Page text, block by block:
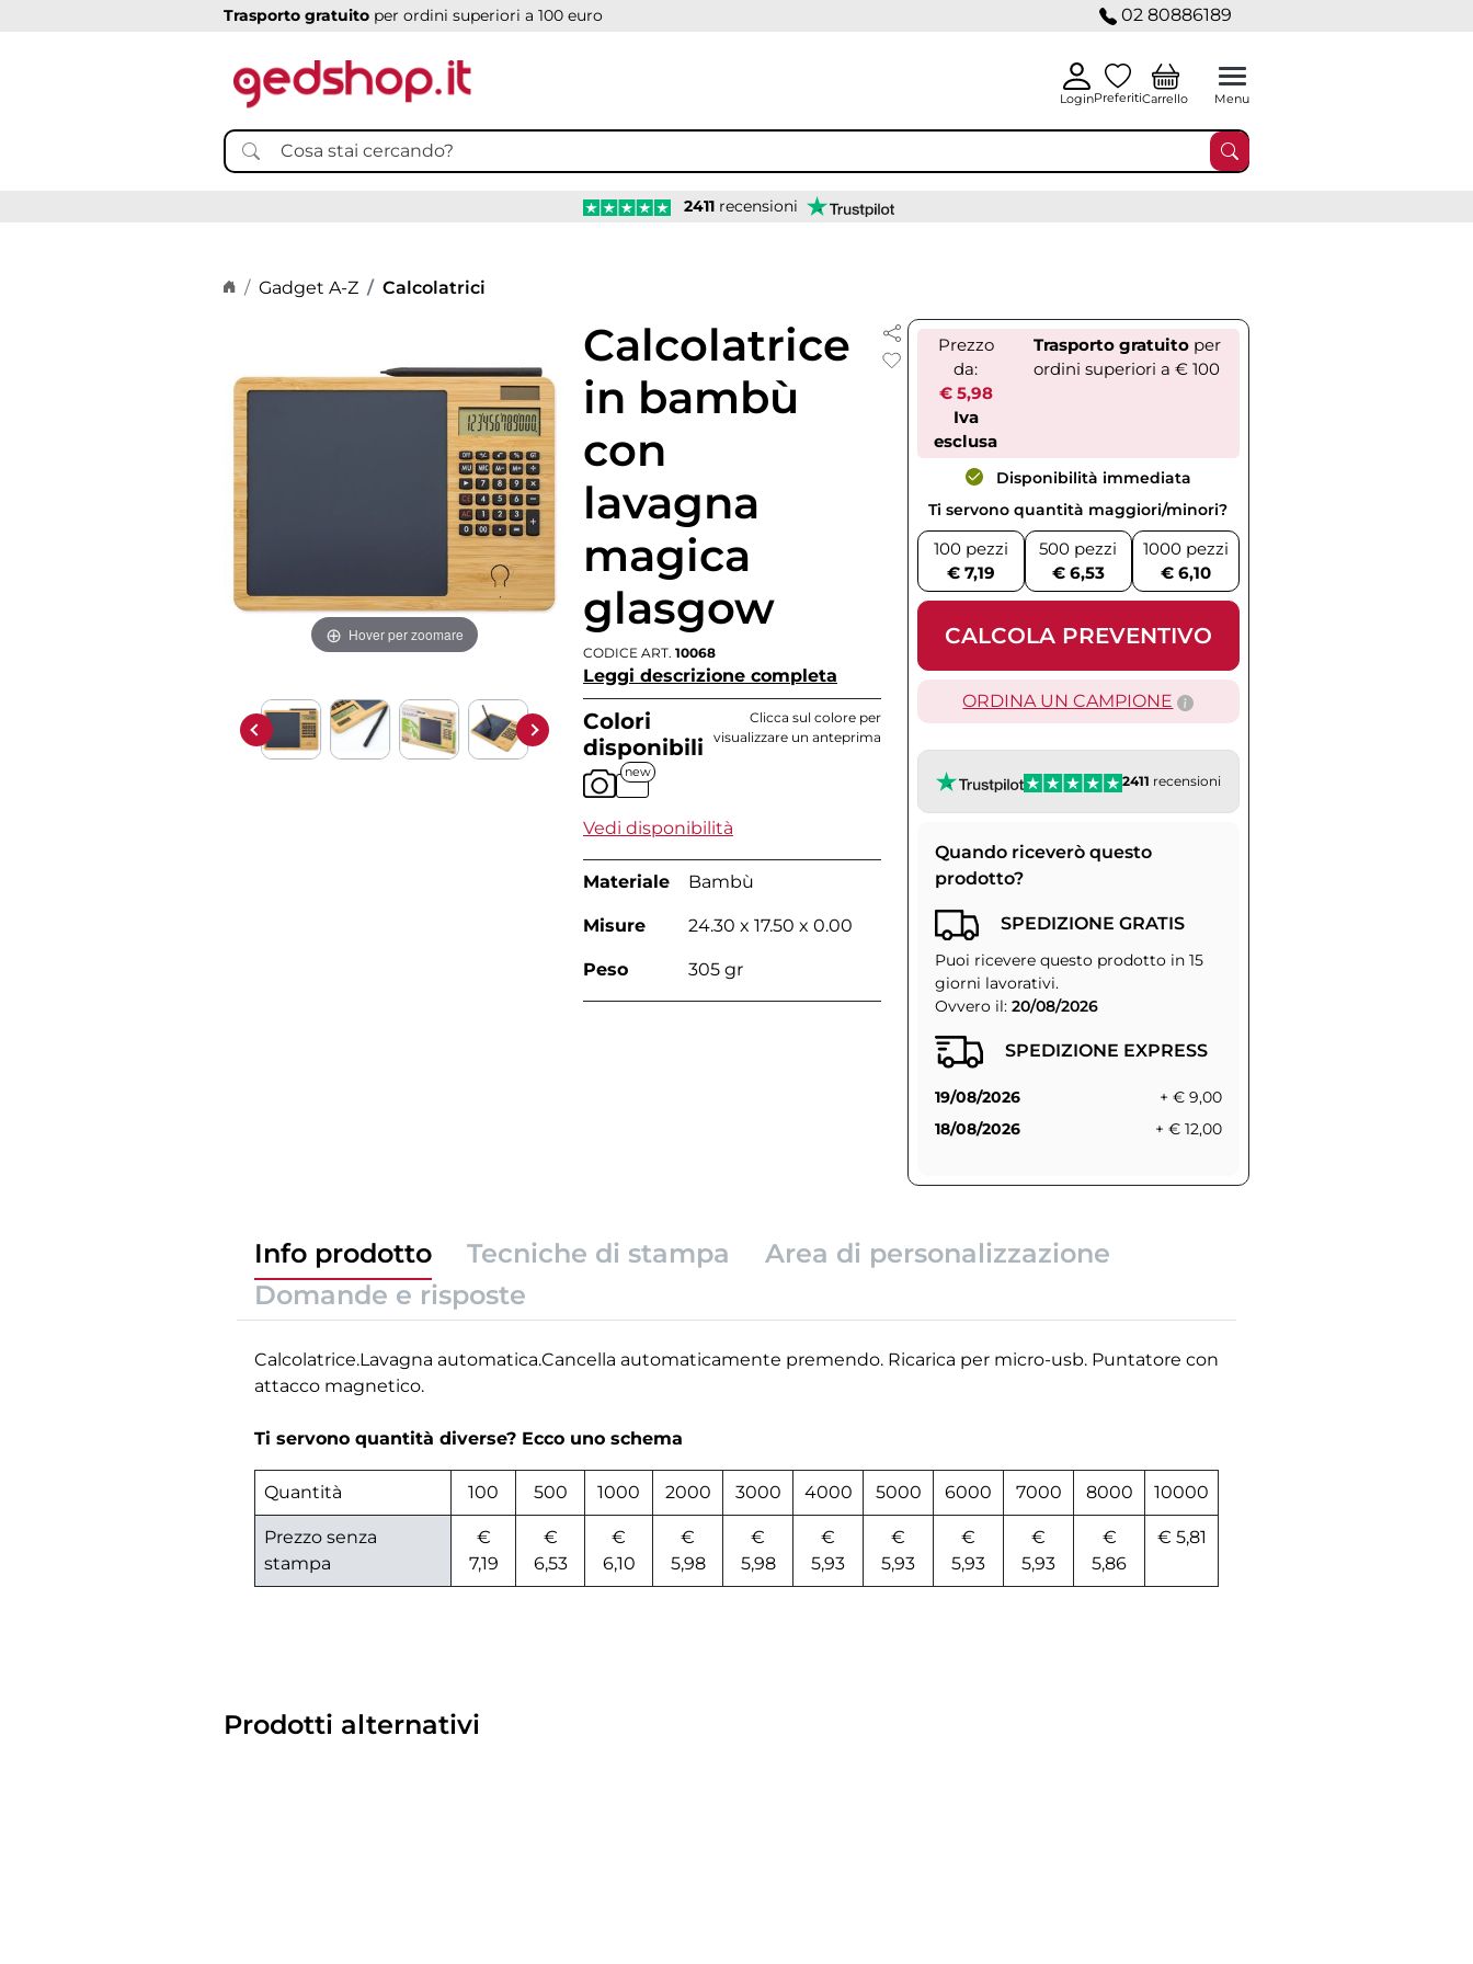
Trasporto gratuito per ordini superiori a 100 euro 02 80886189
LoginPreferitiCarrello Menu
2411 recensioni
Home page
Gadget A-Z Calcolatrici
Hover per zoomare
Calcolatrice
in bambù
con
lavagna
magica
glasgow
CODICE ART. 10068
Leggi descrizione completa
Colori
disponibili
Clicca sul colore per
visualizzare un anteprima
new
Vedi disponibilità
Materiale Bambù
Misure 24.30 x 17.50 x 0.00
Peso 305 gr
Prezzo
da:
€ 5,98
Iva
esclusa
Trasporto gratuitoper
ordini superiori a € 100
Disponibilità immediata
Ti servono quantità maggiori/minori?
100 pezzi
€ 7,19
500 pezzi
€ 6,53
1000 pezzi
€ 6,10
CALCOLA PREVENTIVO
ORDINA UN CAMPIONE
2411 recensioni
Quando riceverò questo
prodotto?
SPEDIZIONE GRATIS
Puoi ricevere questo prodotto in 15
giorni lavorativi.
Ovvero il: 20/08/2026
SPEDIZIONE EXPRESS
19/08/2026
+ € 9,00
18/08/2026
+ € 12,00
Info prodotto Tecniche di stampa
Area di personalizzazione
Domande e risposte
Calcolatrice.Lavagna automatica.Cancella automaticamente premendo. Ricarica per micro-usb. Puntatore con
attacco magnetico.
Ti servono quantità diverse? Ecco uno schema
Quantità 100 500 1000 2000 3000 4000 5000 6000 7000 8000 10000
Prezzo senza
stampa
€
7,19
€
6,53
€
6,10
€
5,98
€
5,98
€
5,93
€
5,93
€
5,93
€
5,93
€
5,86
€ 5,81
Prodotti alternativi